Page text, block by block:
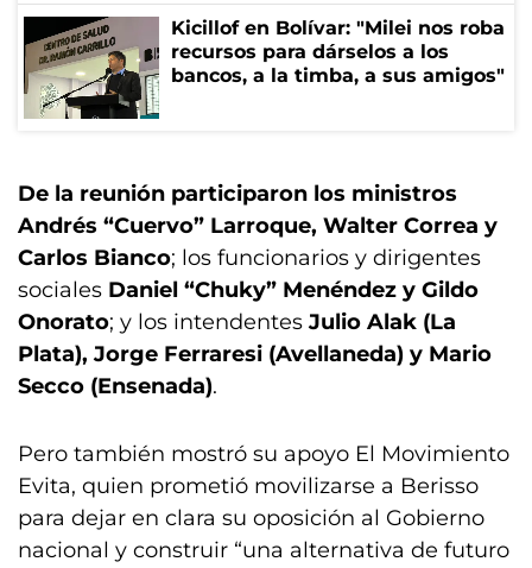
Kicillof en Bolívar: "Milei nos roba
recursos para dárselos a los
bancos, a la timba, a sus amigos"
De la reunión participaron los ministros
Andrés “Cuervo” Larroque, Walter Correa y
Carlos Bianco; los funcionarios y dirigentes
sociales Daniel “Chuky” Menéndez y Gildo
Onorato; y los intendentes Julio Alak (La
Plata), Jorge Ferraresi (Avellaneda) y Mario
Secco (Ensenada).
Pero también mostró su apoyo El Movimiento
Evita, quien prometió movilizarse a Berisso
para dejar en clara su oposición al Gobierno
nacional y construir “una alternativa de futuro